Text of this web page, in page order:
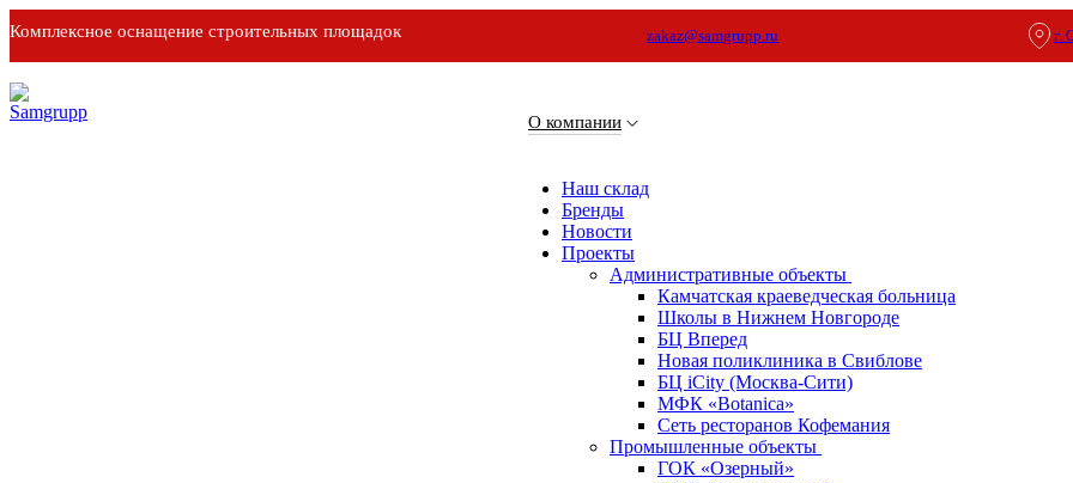
Комплексное оснащение строительных площадок zakaz@samgrupp.ru г.
О компании
Наш склад
Бренды
Новости
Проекты
Административные объекты
Камчатская краеведческая больница
Школы в Нижнем Новгороде
БЦ Вперед
Новая поликлиника в Свиблове
БЦ iCity (Москва-Сити)
МФК «Botanica»
Сеть ресторанов Кофемания
Промышленные объекты
ГОК «Озерный»